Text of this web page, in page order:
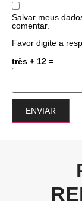
Salvar meus
comentar.
Favor digite a
três + 12 =